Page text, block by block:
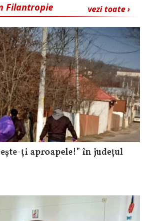
vezi toate ›
Filantropie
ți aproapele!” în județul